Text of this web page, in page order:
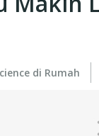
di Rumah